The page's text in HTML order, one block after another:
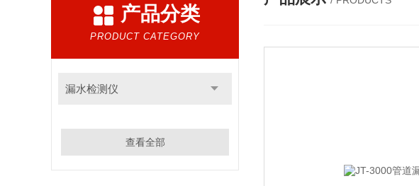
产品分类
PRODUCT CATEGORY
漏水检测仪
查看全部